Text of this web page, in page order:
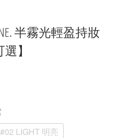
半霧光輕盈持妝
】
#02 LIGHT 明亮